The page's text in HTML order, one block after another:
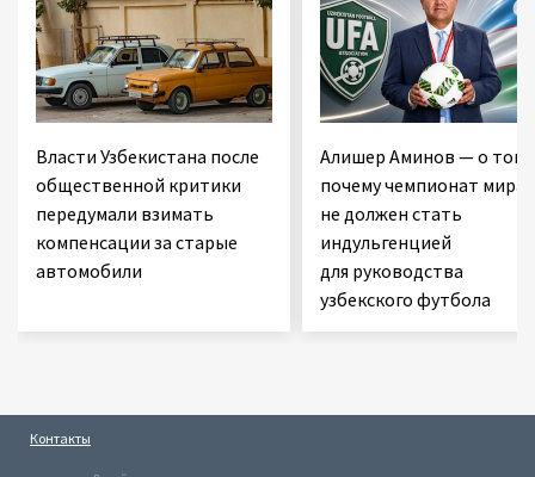
Власти Узбекистана после
общественной критики
передумали взимать
компенсации за старые
автомобили
Алишер Аминов — о том,
почему чемпионат мира
не должен стать
индульгенцией
для руководства
узбекского футбола
Контакты